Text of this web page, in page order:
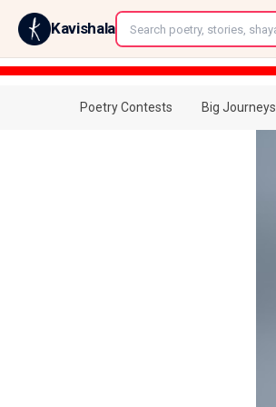
Kavishala
Poetry Contests Big Journeys